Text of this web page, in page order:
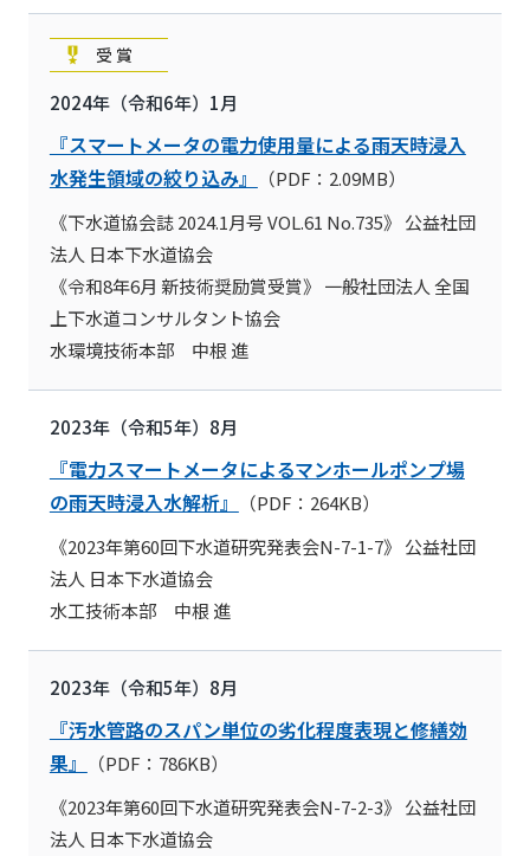
受賞
2024年（令和6年）1月
『スマートメータの電力使用量による雨天時浸入
水発生領域の絞り込み』
（PDF：2.09MB）
《下水道協会誌 2024.1月号 VOL.61 No.735》 公益社団
法人 日本下水道協会
《令和8年6月 新技術奨励賞受賞》 一般社団法人 全国
上下水道コンサルタント協会
水環境技術本部 中根 進
2023年（令和5年）8月
『電力スマートメータによるマンホールポンプ場
の雨天時浸入水解析』
（PDF：264KB）
《2023年第60回下水道研究発表会N-7-1-7》 公益社団
法人 日本下水道協会
水工技術本部 中根 進
2023年（令和5年）8月
『汚水管路のスパン単位の劣化程度表現と修繕効
果』
（PDF：786KB）
《2023年第60回下水道研究発表会N-7-2-3》 公益社団
法人 日本下水道協会